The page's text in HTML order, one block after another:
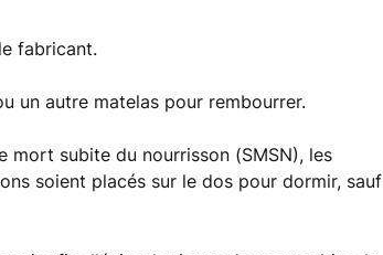
fabricant.
un autre matelas pour rembourrer.
mort subite du nourrisson (SMSN), les
soient placés sur le dos pour dormir, sauf